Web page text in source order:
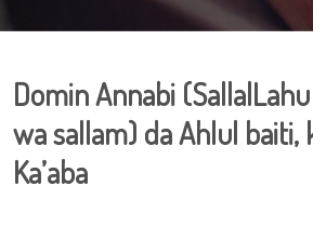
Domin Annabi
wa sallam) da Ahlul baiti,
Ka’aba